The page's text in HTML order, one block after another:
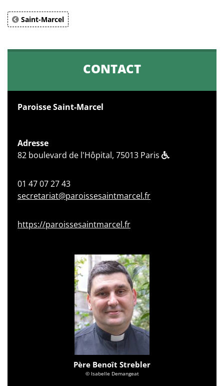
Saint-Marcel
CONTACT
Paroisse Saint-Marcel
Adresse
82 boulevard de l'Hôpital, 75013 Paris
01 47 07 27 43
secretariat@paroissesaintmarcel.fr
https://paroissesaintmarcel.fr
Père Benoît Strebler
© Isabelle Demangeat